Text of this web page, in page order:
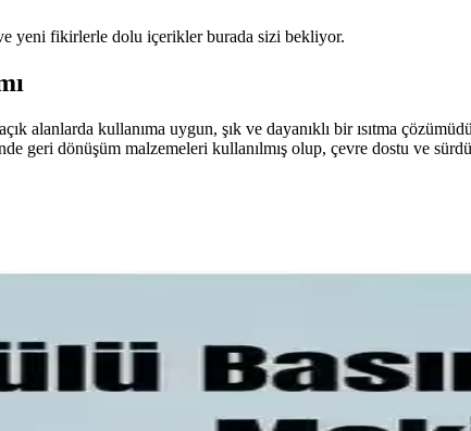
yeni fikirlerle dolu içerikler burada sizi bekliyor.
alanlarda kullanıma uygun, şık ve dayanıklı bir ısıtma
geri dönüşüm malzemeleri kullanılmış olup, çevre dostu ve
ve Ev Aksesuarlarında Pratik Kullanım ve
dayanıklı ve çok yönlü lastik toka setleri, kullanım